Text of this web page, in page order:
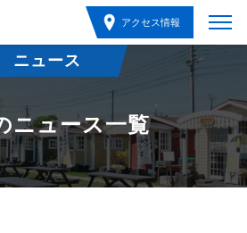
アクセス情報
ニュース
ニュース一覧